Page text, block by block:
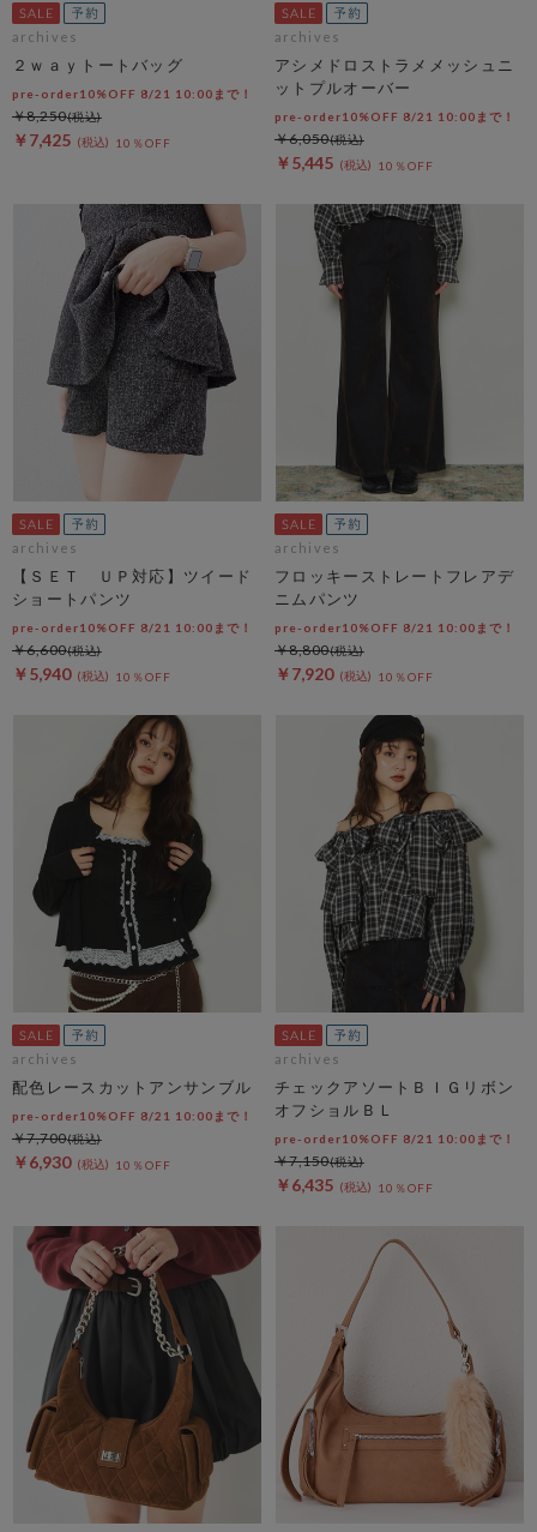
archives
２ｗａｙトートバッグ
pre-order10%OFF 8/21 10:00まで！
￥7,425 10％OFF
￥8,250
archives
アシメドロストラメメッシュニ
ットプルオーバー
pre-order10%OFF 8/21 10:00まで！
￥5,445 10％OFF
￥6,050
archives
【ＳＥＴ ＵＰ対応】ツイード
ショートパンツ
pre-order10%OFF 8/21 10:00まで！
￥5,940 10％OFF
￥6,600
archives
フロッキーストレートフレアデ
ニムパンツ
pre-order10%OFF 8/21 10:00まで！
￥7,920 10％OFF
￥8,800
archives
配色レースカットアンサンブル
pre-order10%OFF 8/21 10:00まで！
￥6,930 10％OFF
￥7,700
archives
チェックアソートＢＩＧリボン
オフショルＢＬ
pre-order10%OFF 8/21 10:00まで！
￥6,435 10％OFF
￥7,150